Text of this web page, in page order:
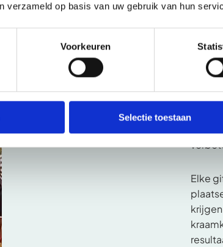
verzameld op basis van uw gebruik van hun
Voorkeuren
Selectie toestaan
Het
van
Wilde
en
Elke